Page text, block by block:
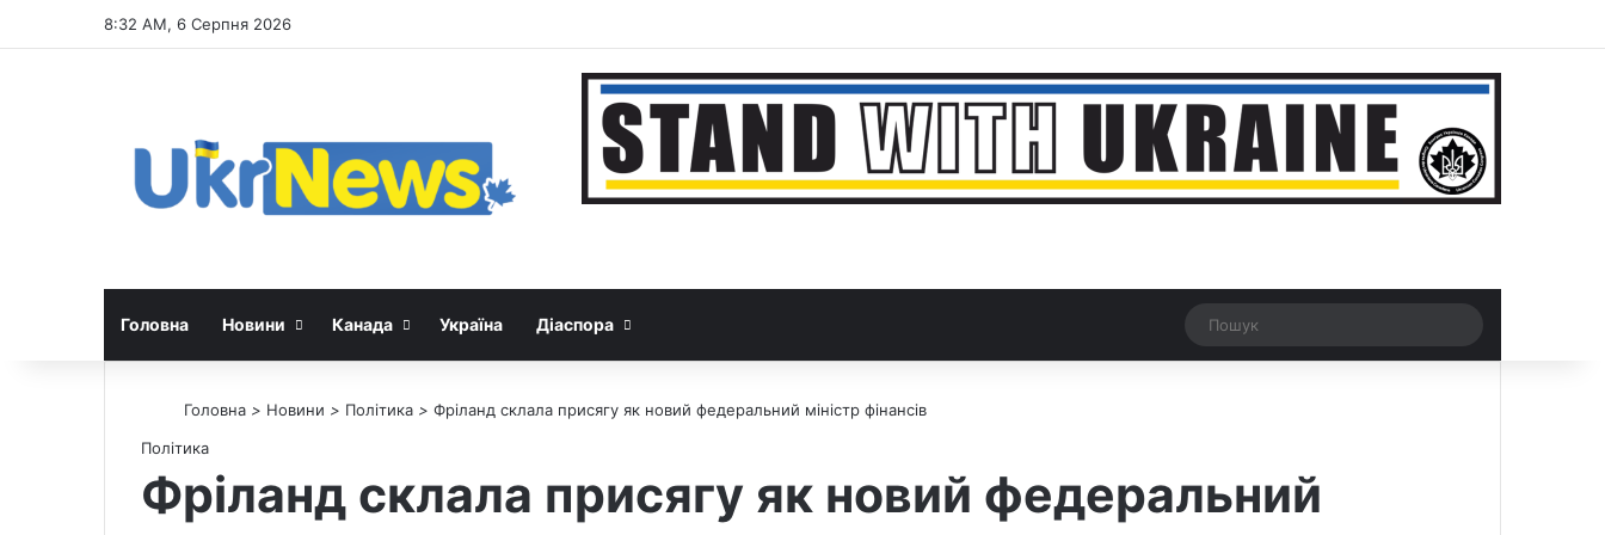
8:32 AM, 6 Серпня 2026
Google News
Threads
Головна Новини Канада Україна Діаспора Рандомна новина
Switch skin
Головна > Новини > Політика > Фріланд склала присягу як новий федеральний міністр фінансів
Політика
Фріланд склала присягу як новий федеральний